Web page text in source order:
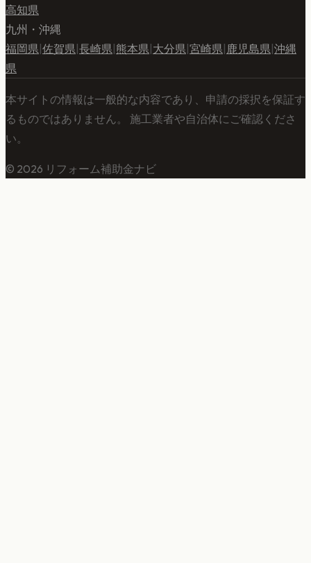
高知県
九州・沖縄
福岡県 佐賀県 長崎県 熊本県 大分県 宮崎県 鹿児島県 沖縄
県
本サイトの情報は一般的な内容であり、申請の採択を保証す
るものではありません。 施工業者や自治体にご確認くださ
い。
© 2026 リフォーム補助金ナビ